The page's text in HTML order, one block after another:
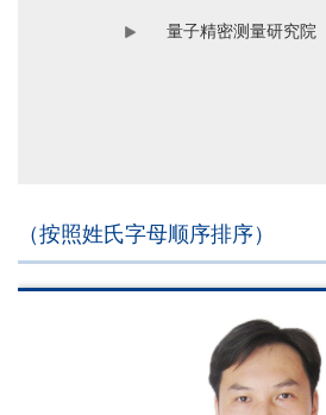
量子精密测量研究院
（按照姓氏字母顺序排序）